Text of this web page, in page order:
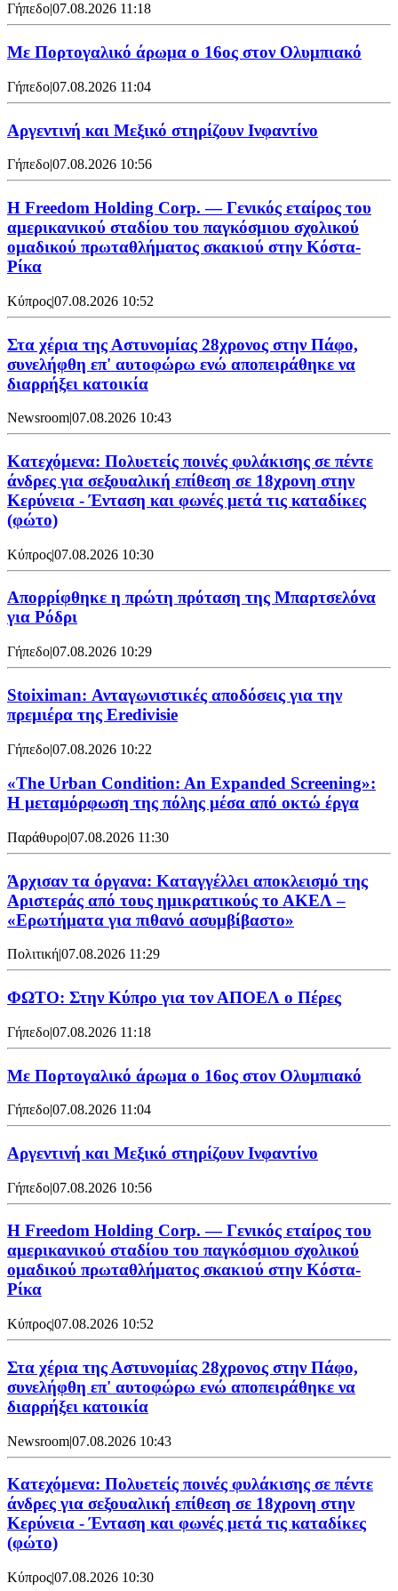
Γήπεδο07.08.2026 11:18
Με Πορτογαλικό άρωμα ο 16ος στον Ολυμπιακό
Γήπεδο|07.08.2026 11:04
Αργεντινή και Μεξικό στηρίζουν Ινφαντίνο
Γήπεδο|07.08.2026 10:56
Η Freedom Holding Corp. — Γενικός εταίρος του
αμερικανικού σταδίου του παγκόσμιου σχολικού
ομαδικού πρωταθλήματος σκακιού στην Κόστα-
Ρίκα
Κύπρος|07.08.2026 10:52
Στα χέρια της Αστυνομίας 28χρονος στην Πάφο,
συνελήφθη επ' αυτοφώρω ενώ αποπειράθηκε να
διαρρήξει κατοικία
Newsroom|07.08.2026 10:43
Κατεχόμενα: Πολυετείς ποινές φυλάκισης σε πέντε
άνδρες για σεξουαλική επίθεση σε 18χρονη στην
Κερύνεια - Ένταση και φωνές μετά τις καταδίκες
(φώτο)
Κύπρος|07.08.2026 10:30
Απορρίφθηκε η πρώτη πρόταση της Μπαρτσελόνα
για Ρόδρι
Γήπεδο|07.08.2026 10:29
Stoiximan: Ανταγωνιστικές αποδόσεις για την
πρεμιέρα της Eredivisie
Γήπεδο|07.08.2026 10:22
«The Urban Condition: An Expanded Screening»:
Η μεταμόρφωση της πόλης μέσα από οκτώ έργα
Παράθυρο|07.08.2026 11:30
Άρχισαν τα όργανα: Καταγγέλλει αποκλεισμό της
Αριστεράς από τους ημικρατικούς το ΑΚΕΛ –
«Ερωτήματα για πιθανό ασυμβίβαστο»
Πολιτική|07.08.2026 11:29
ΦΩΤΟ: Στην Κύπρο για τον ΑΠΟΕΛ ο Πέρες
Γήπεδο|07.08.2026 11:18
Με Πορτογαλικό άρωμα ο 16ος στον Ολυμπιακό
Γήπεδο|07.08.2026 11:04
Αργεντινή και Μεξικό στηρίζουν Ινφαντίνο
Γήπεδο|07.08.2026 10:56
Η Freedom Holding Corp. — Γενικός εταίρος του
αμερικανικού σταδίου του παγκόσμιου σχολικού
ομαδικού πρωταθλήματος σκακιού στην Κόστα-
Ρίκα
Κύπρος|07.08.2026 10:52
Στα χέρια της Αστυνομίας 28χρονος στην Πάφο,
συνελήφθη επ' αυτοφώρω ενώ αποπειράθηκε να
διαρρήξει κατοικία
Newsroom|07.08.2026 10:43
Κατεχόμενα: Πολυετείς ποινές φυλάκισης σε πέντε
άνδρες για σεξουαλική επίθεση σε 18χρονη στην
Κερύνεια - Ένταση και φωνές μετά τις καταδίκες
(φώτο)
Κύπρος|07.08.2026 10:30